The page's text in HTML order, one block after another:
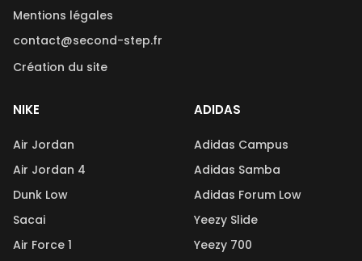
Mentions légales
contact@second-step.fr
Création du site
NIKE
Air Jordan
Air Jordan 4
Dunk Low
Sacai
Air Force 1
ADIDAS
Adidas Campus
Adidas Samba
Adidas Forum Low
Yeezy Slide
Yeezy 700